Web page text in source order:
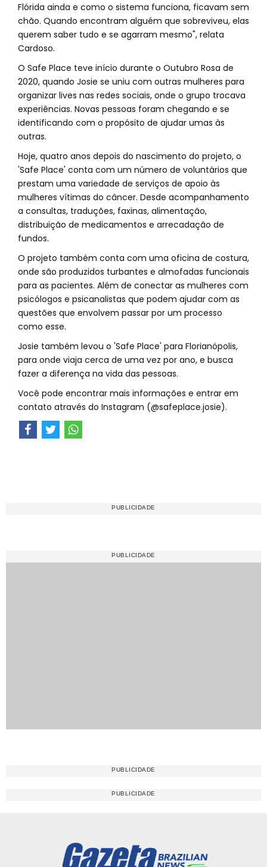
Flórida ainda e como o sistema funciona, ficavam sem
chão. Quando encontram alguém que sobreviveu, elas
querem saber tudo e se agarram mesmo", relata
Cardoso.
O Safe Place teve início durante o Outubro Rosa de
2020, quando Josie se uniu com outras mulheres para
organizar lives nas redes sociais, onde o grupo trocava
experiências. Novas pessoas foram chegando e se
identificando com o propósito de ajudar umas às
outras.
Hoje, quatro anos depois do nascimento do projeto, o
'Safe Place' conta com um número de voluntários que
prestam uma variedade de serviços de apoio às
mulheres vítimas do câncer. Desde acompanhamento
a consultas, traduções, faxinas, alimentação,
distribuição de medicamentos e arrecadação de
fundos.
O projeto também conta com uma oficina de costura,
onde são produzidos turbantes e almofadas funcionais
para as pacientes. Além de conectar as mulheres com
psicólogos e psicanalistas que podem ajudar com as
questões que envolvem passar por um processo
como esse.
Josie também levou o 'Safe Place' para Florianópolis,
para onde viaja cerca de uma vez por ano, e busca
fazer a diferença na vida das pessoas.
Você pode encontrar mais informações e entrar em
contato através do Instagram (@safeplace.josie).